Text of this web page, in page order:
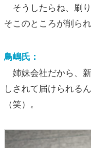
そうしたらね、刷
そこのところが削ら
鳥嶋氏：
姉妹会社だから、
しされて届けられる
（笑）。